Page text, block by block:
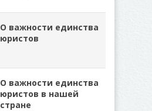
О важности единства
юристов
О важности единства
юристов в нашей
стране